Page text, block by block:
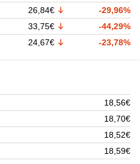
26,84€
-29,96%
33,75€
-44,29%
24,67€ -23,78%
18,56€
18,70€
18,52€
18,59€